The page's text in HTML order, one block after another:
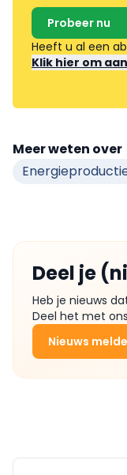
Probeer nu
Heeft u al een
Klik hier om
Meer weten over
Deel je
Heb je nieuws
Deel het met
Nieuws